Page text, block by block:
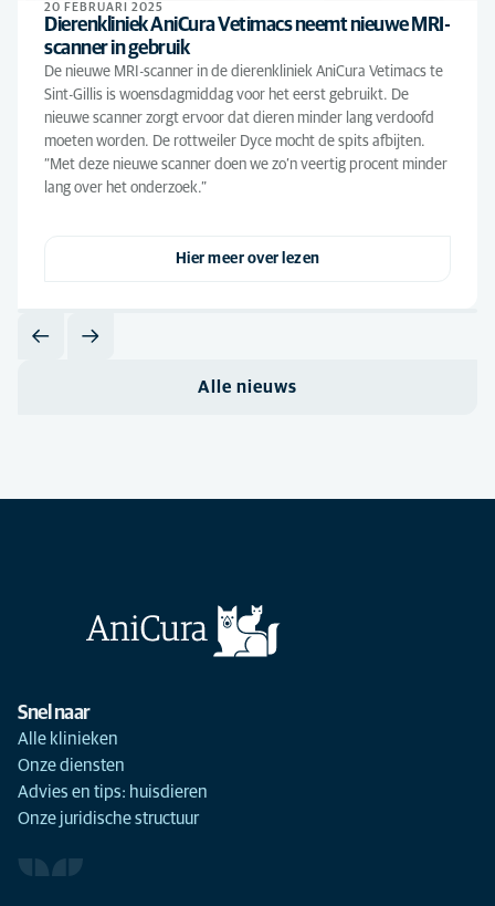
20 FEBRUARI 2025
Dierenkliniek AniCura Vetimacs neemt nieuwe MRI-
scanner in gebruik
De nieuwe MRI-scanner in de dierenkliniek AniCura Vetimacs te
Sint-Gillis is woensdagmiddag voor het eerst gebruikt. De
nieuwe scanner zorgt ervoor dat dieren minder lang verdoofd
moeten worden. De rottweiler Dyce mocht de spits afbijten.
“Met deze nieuwe scanner doen we zo’n veertig procent minder
lang over het onderzoek.”
Hier meer over lezen
Alle nieuws
Snel naar
Alle klinieken
Onze diensten
Advies en tips: huisdieren
Onze juridische structuur